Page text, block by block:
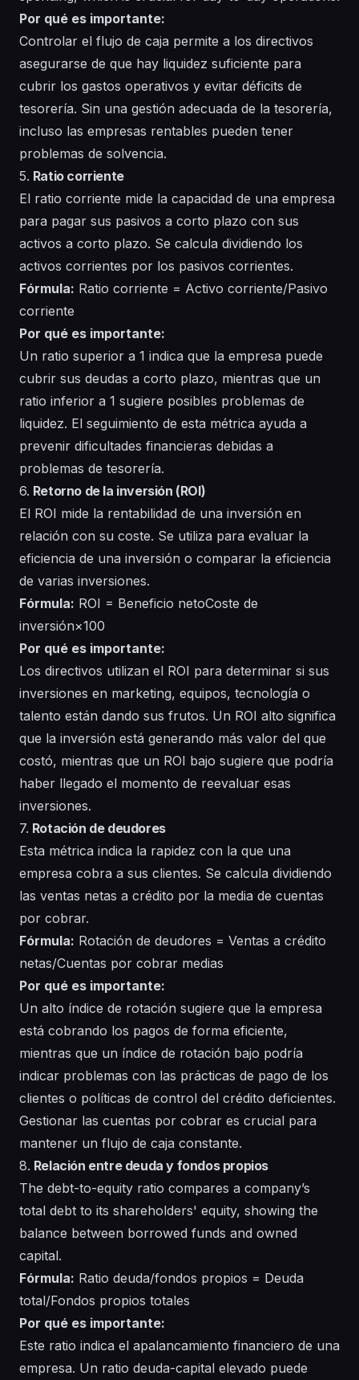
Por qué es importante:
Controlar el flujo de caja permite a los directivos
asegurarse de que hay liquidez suficiente para
cubrir los gastos operativos y evitar déficits de
tesorería. Sin una gestión adecuada de la tesorería,
incluso las empresas rentables pueden tener
problemas de solvencia.
5. Ratio corriente
El ratio corriente mide la capacidad de una empresa
para pagar sus pasivos a corto plazo con sus
activos a corto plazo. Se calcula dividiendo los
activos corrientes por los pasivos corrientes.
Fórmula: Ratio corriente = Activo corriente/Pasivo
corriente
Por qué es importante:
Un ratio superior a 1 indica que la empresa puede
cubrir sus deudas a corto plazo, mientras que un
ratio inferior a 1 sugiere posibles problemas de
liquidez. El seguimiento de esta métrica ayuda a
prevenir dificultades financieras debidas a
problemas de tesorería.
6. Retorno de la inversión (ROI)
El ROI mide la rentabilidad de una inversión en
relación con su coste. Se utiliza para evaluar la
eficiencia de una inversión o comparar la eficiencia
de varias inversiones.
Fórmula: ROI = Beneficio netoCoste de
inversión×100
Por qué es importante:
Los directivos utilizan el ROI para determinar si sus
inversiones en marketing, equipos, tecnología o
talento están dando sus frutos. Un ROI alto significa
que la inversión está generando más valor del que
costó, mientras que un ROI bajo sugiere que podría
haber llegado el momento de reevaluar esas
inversiones.
7. Rotación de deudores
Esta métrica indica la rapidez con la que una
empresa cobra a sus clientes. Se calcula dividiendo
las ventas netas a crédito por la media de cuentas
por cobrar.
Fórmula: Rotación de deudores = Ventas a crédito
netas/Cuentas por cobrar medias
Por qué es importante:
Un alto índice de rotación sugiere que la empresa
está cobrando los pagos de forma eficiente,
mientras que un índice de rotación bajo podría
indicar problemas con las prácticas de pago de los
clientes o políticas de control del crédito deficientes.
Gestionar las cuentas por cobrar es crucial para
mantener un flujo de caja constante.
8. Relación entre deuda y fondos propios
The debt-to-equity ratio compares a company’s
total debt to its shareholders' equity, showing the
balance between borrowed funds and owned
capital.
Fórmula: Ratio deuda/fondos propios = Deuda
total/Fondos propios totales
Por qué es importante:
Este ratio indica el apalancamiento financiero de una
empresa. Un ratio deuda-capital elevado puede